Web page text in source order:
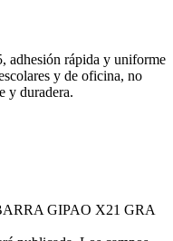
adhesión rápida y uniforme
y de oficina, no
y duradera.
GIPAO X21 GRA